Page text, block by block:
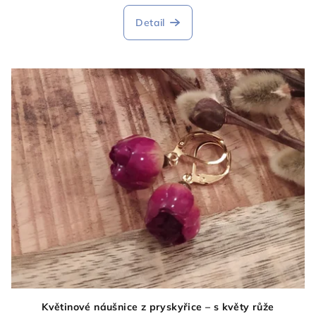
Detail
Květinové náušnice z pryskyřice – s květy růže